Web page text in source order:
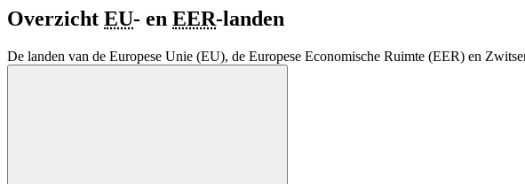
Overzicht EU- en EER-landen
De landen van de Europese Unie (EU), de Europese Economische Ruimte (EER) en